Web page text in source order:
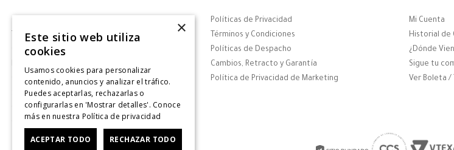
Tiendas
Contáctanos
Giftcard
Solicitar Factura
CyberDay
Políticas de Privacidad
Términos y Condiciones
Políticas de Despacho
Cambios, Retracto y Garantía
Política de Privacidad de Marketing
Mi Cuenta
Historial de
¿Dónde
Sigue tu
Ver Boleta
×
Este sitio web utiliza
cookies
Usamos cookies para personalizar
contenido, anuncios y analizar el tráfico.
Puedes aceptarlas, rechazarlas o
configurarlas en 'Mostrar detalles'. Conoce
más en nuestra Política de privacidad
ACEPTAR TODO RECHAZAR TODO